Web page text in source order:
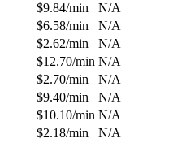
$9.84/min
N/A
$6.58/min
N/A
$2.62/min
N/A
$12.70/min N/A
$2.70/min
N/A
$9.40/min
N/A
$10.10/min N/A
$2.18/min
N/A